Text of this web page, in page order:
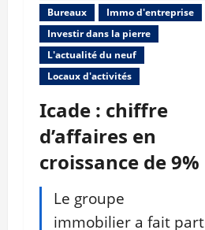
Bureaux
Immo d'entreprise
Investir dans la pierre
L'actualité du neuf
Locaux d'activités
Icade : chiffre
d’affaires en
croissance de 9%
Le groupe
immobilier a fait part